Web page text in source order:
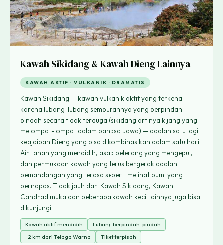
Kawah Sikidang & Kawah Dieng Lainnya
KAWAH AKTIF · VULKANIK · DRAMATIS
Kawah Sikidang — kawah vulkanik aktif yang terkenal
karena lubang-lubang semburannya yang berpindah-
pindah secara tidak terduga (sikidang artinya kijang yang
melompat-lompat dalam bahasa Jawa) — adalah satu lagi
keajaiban Dieng yang bisa dikombinasikan dalam satu hari.
Air tanah yang mendidih, asap belerang yang mengepul,
dan permukaan kawah yang terus bergerak adalah
pemandangan yang terasa seperti melihat bumi yang
bernapas. Tidak jauh dari Kawah Sikidang, Kawah
Candradimuka dan beberapa kawah kecil lainnya juga bisa
dikunjungi.
Kawah aktif mendidih
Lubang berpindah-pindah
~2 km dari Telaga Warna
Tiket terpisah